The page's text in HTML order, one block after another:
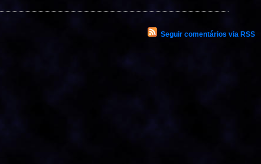
Seguir comentários via RSS